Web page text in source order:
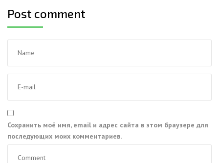
Post comment
Сохранить моё имя, email и адрес сайта в этом браузере для
последующих моих комментариев.